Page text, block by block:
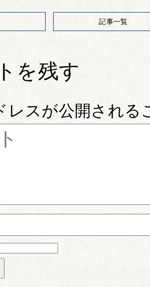
記事一覧
を残す
レスが公開される